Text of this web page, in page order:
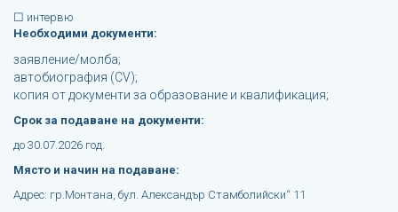
☐ интервю
Необходими документи:
заявление/молба;
автобиография (CV);
копия от документи за образование и квалификация;
Срок за подаване на документи:
до 30.07.2026 год.
Място и начин на подаване:
Адрес: гр.Монтана, бул. Александър Стамболийски“ 11